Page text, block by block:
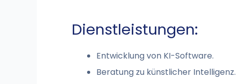
Dienstleistungen:
Entwicklung von KI-Software.
Beratung zu künstlicher Intelligenz.